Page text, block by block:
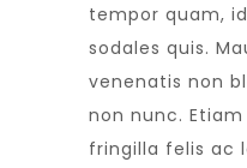
tempor quam,
sodales quis.
venenatis non
non nunc.
fringilla felis ac